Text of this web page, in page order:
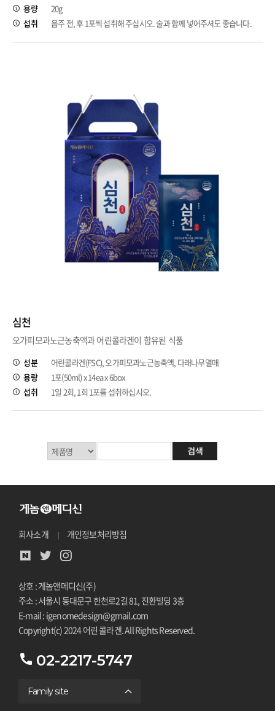
용량
20g
섭취
음주 전, 후 1포씩 섭취해 주십시오. 술과 함께 넣어주셔도 좋습니다.
심천
오가피모과노근농축액과 어린콜라겐이 함유된 식품
성분
어린콜라겐(FSC), 오가피모과노근농축액, 다래나무열매
용량
1포(50ml) x 14ea x 6box
섭취
1일 2회, 1회 1포를 섭취하십시오.
회사소개 개인정보처리방침
상호 : 게놈앤메디신(주)
주소 : 서울시 동대문구 한천로2길 81, 진환빌딩 3층
E-mail : igenomedesign@gmail.com
Copyright(c) 2024 어린 콜라겐. All Rights Reserved.
02-2217-5747
Family site